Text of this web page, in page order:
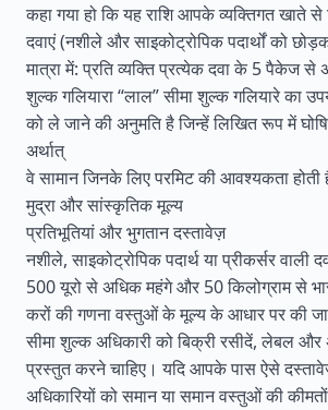
कहा गया हो कि यह राशि आपके व्यक्तिगत खाते से
दवाएं (नशीले और साइकोट्रोपिक पदार्थों को
मात्रा में: प्रति व्यक्ति प्रत्येक दवा के 5 पैकेज से
शुल्क गलियारा “लाल” सीमा शुल्क गलियारे का
को ले जाने की अनुमति है जिन्हें लिखित रूप में
अर्थात्
वे सामान जिनके लिए परमिट की आवश्यकता होती
मुद्रा और सांस्कृतिक मूल्य
प्रतिभूतियां और भुगतान दस्तावेज़
नशीले, साइकोट्रोपिक पदार्थ या प्रीकर्सर वाली
500 यूरो से अधिक महंगे और 50 किलोग्राम से
करों की गणना वस्तुओं के मूल्य के आधार पर की
सीमा शुल्क अधिकारी को बिक्री रसीदें, लेबल
प्रस्तुत करने चाहिए। यदि आपके पास ऐसे
अधिकारियों को समान या समान वस्तुओं की